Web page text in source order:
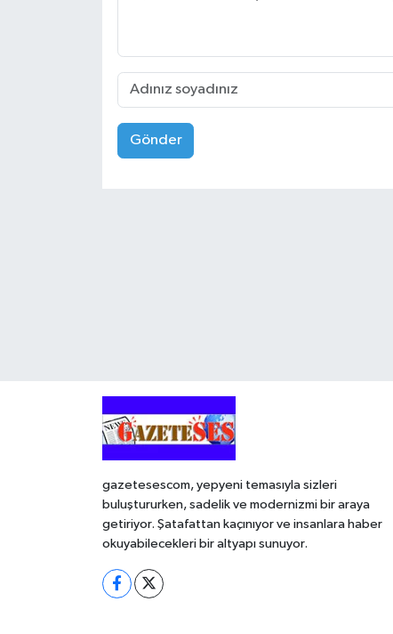
Gönder
gazetesescom, yepyeni temasıyla sizleri
buluştururken, sadelik ve modernizmi bir araya
getiriyor. Şatafattan kaçınıyor ve insanlara haber
okuyabilecekleri bir altyapı sunuyor.